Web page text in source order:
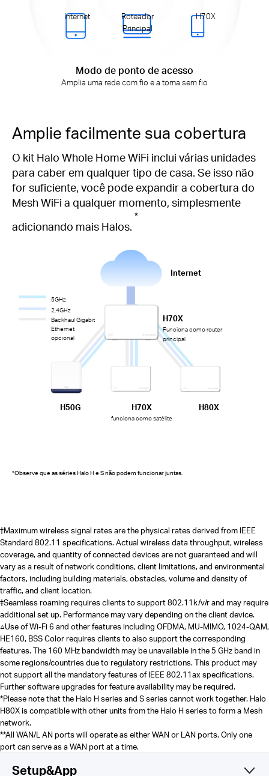
Internet
Roteador
Principal
H70X
Modo de ponto de acesso
Amplia uma rede com fio e a torna sem fio
Amplie facilmente sua cobertura
O kit Halo Whole Home WiFi inclui várias unidades
para caber em qualquer tipo de casa. Se isso não
for suficiente, você pode expandir a cobertura do
Mesh WiFi a qualquer momento, simplesmente
adicionando mais Halos.
*
Internet
H70X
Funciona como router
principal
H70X
funciona como satélite
H80X
H50G
5GHz
2,4GHz
Backhaul Gigabit
Ethernet
opcional
*Observe que as séries Halo H e S não podem funcionar juntas.
†Maximum wireless signal rates are the physical rates derived from IEEE
Standard 802.11 specifications. Actual wireless data throughput, wireless
coverage, and quantity of connected devices are not guaranteed and will
vary as a result of network conditions, client limitations, and environmental
factors, including building materials, obstacles, volume and density of
traffic, and client location.
‡Seamless roaming requires clients to support 802.11k/v/r and may require
additional set up. Performance may vary depending on the client device.
△Use of Wi-Fi 6 and other features including OFDMA, MU-MIMO, 1024-QAM,
HE160, BSS Color requires clients to also support the corresponding
features. The 160 MHz bandwidth may be unavailable in the 5 GHz band in
some regions/countries due to regulatory restrictions. This product may
not support all the mandatory features of IEEE 802.11ax specifications.
Further software upgrades for feature availability may be required.
*Please note that the Halo H series and S series cannot work together. Halo
H80X is compatible with other units from the Halo H series to form a Mesh
network.
**All WAN/L AN ports will operate as either WAN or LAN ports. Only one
port can serve as a WAN port at a time.
Setup&App